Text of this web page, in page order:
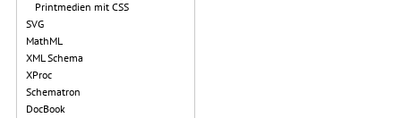
Printmedien mit CSS
SVG
MathML
XML Schema
XProc
Schematron
DocBook